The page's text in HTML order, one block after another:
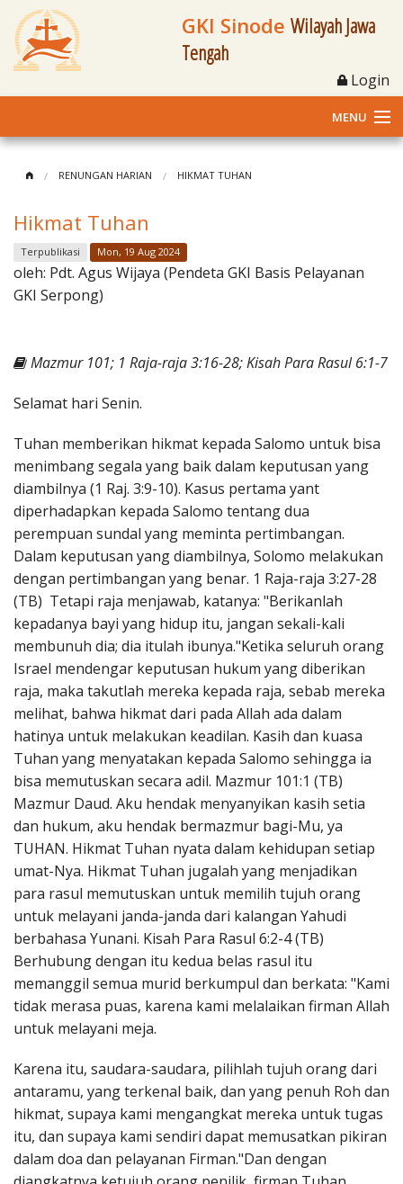
GKI Sinode Wilayah Jawa
Tengah
Login
MENU
Klasis dan Jemaat
Berita Kegiatan
Materi
RENUNGAN HARIAN HIKMAT TUHAN
Hikmat Tuhan
Terpublikasi Mon, 19 Aug 2024
oleh: Pdt. Agus Wijaya (Pendeta GKI Basis Pelayanan
GKI Serpong)
Mazmur 101; 1 Raja-raja 3:16-28; Kisah Para Rasul 6:1-7
Selamat hari Senin.
Tuhan memberikan hikmat kepada Salomo untuk bisa
menimbang segala yang baik dalam keputusan yang
diambilnya (1 Raj. 3:9-10). Kasus pertama yant
diperhadapkan kepada Salomo tentang dua
perempuan sundal yang meminta pertimbangan.
Dalam keputusan yang diambilnya, Solomo melakukan
dengan pertimbangan yang benar. 1 Raja-raja 3:27-28
(TB) Tetapi raja menjawab, katanya: "Berikanlah
kepadanya bayi yang hidup itu, jangan sekali-kali
membunuh dia; dia itulah ibunya."Ketika seluruh orang
Israel mendengar keputusan hukum yang diberikan
raja, maka takutlah mereka kepada raja, sebab mereka
melihat, bahwa hikmat dari pada Allah ada dalam
hatinya untuk melakukan keadilan. Kasih dan kuasa
Tuhan yang menyatakan kepada Salomo sehingga ia
bisa memutuskan secara adil. Mazmur 101:1 (TB)
Mazmur Daud. Aku hendak menyanyikan kasih setia
dan hukum, aku hendak bermazmur bagi-Mu, ya
TUHAN. Hikmat Tuhan nyata dalam kehidupan setiap
umat-Nya. Hikmat Tuhan jugalah yang menjadikan
para rasul memutuskan untuk memilih tujuh orang
untuk melayani janda-janda dari kalangan Yahudi
berbahasa Yunani. Kisah Para Rasul 6:2-4 (TB)
Berhubung dengan itu kedua belas rasul itu
memanggil semua murid berkumpul dan berkata: "Kami
tidak merasa puas, karena kami melalaikan firman Allah
untuk melayani meja.
Karena itu, saudara-saudara, pilihlah tujuh orang dari
antaramu, yang terkenal baik, dan yang penuh Roh dan
hikmat, supaya kami mengangkat mereka untuk tugas
itu, dan supaya kami sendiri dapat memusatkan pikiran
dalam doa dan pelayanan Firman."Dan dengan